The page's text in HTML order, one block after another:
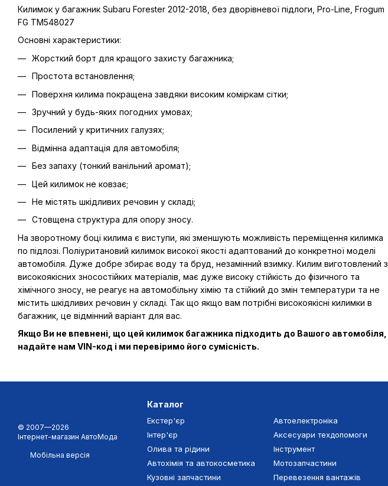
Килимок у багажник Subaru Forester 2012-2018, без дворівневої підлоги, Pro-Line, Frogum
FG TM548027
Основні характеристики:
Жорсткий борт для кращого захисту багажника;
Простота встановлення;
Поверхня килима покращена завдяки високим коміркам сітки;
Зручний у будь-яких погодних умовах;
Посилений у критичних галузях;
Відмінна адаптація для автомобіля;
Без запаху (тонкий ванільний аромат);
Цей килимок не ковзає;
Не містять шкідливих речовин у складі;
Стовщена структура для опору зносу.
На зворотному боці килима є виступи, які зменшують можливість переміщення килимка
по підлозі. Поліуритановий килимок високої якості адаптований до конкретної моделі
автомобіля. Дуже добре збирає воду та бруд, незамінний взимку. Килим виготовлений з
високоякісних зносостійких матеріалів, має дуже високу стійкість до фізичного та
хімічного зносу, не реагує на автомобільну хімію та стійкий до змін температури та не
містить шкідливих речовин у складі. Так що якщо вам потрібні високоякісні килимки в
багажник, це відмінний варіант для вас.
Якщо Ви не впевнені, що цей килимок багажника підходить до Вашого автомобіля,
надайте нам VIN-код і ми перевіримо його сумісність.
© 2007—2026
Інтернет-магазин АвтоМода
Мобільна версія
Каталог
Екстер'єр
Інтер'єр
Олива та рідини
Автохімія та автокосметика
Кузовні запчастини
Автоелектроніка
Аксесуари техдопомоги
Інструмент
Мотозапчастини
Перевезення вантажів